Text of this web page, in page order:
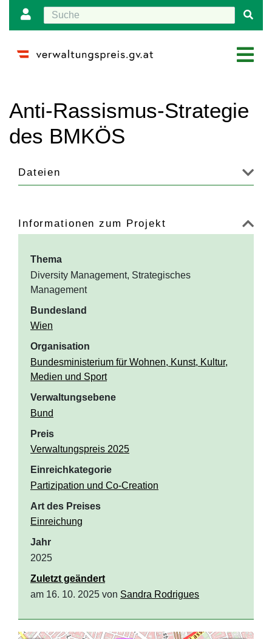
Anti-Rassismus-Strategie
des BMKÖS
Dateien
Informationen zum Projekt
Thema
Diversity Management, Strategisches
Management
Bundesland
Wien
Organisation
Bundesministerium für Wohnen, Kunst, Kultur,
Medien und Sport
Verwaltungsebene
Bund
Preis
Verwaltungspreis 2025
Einreichkategorie
Partizipation und Co-Creation
Art des Preises
Einreichung
Jahr
2025
Zuletzt geändert
am 16. 10. 2025 von Sandra Rodrigues